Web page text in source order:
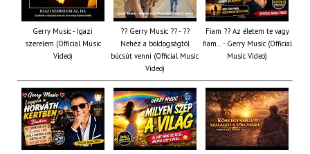
Gerry Music - Igazi
szerelem (Official Music
Video)
?? Gerry Music ?? - ??
Nehéz a boldogságtól
búcsút venni (Official Music
Video)
Fiam ?‍? Az életem te vagy
fiam... - Gerry Music (Official
Music Video)